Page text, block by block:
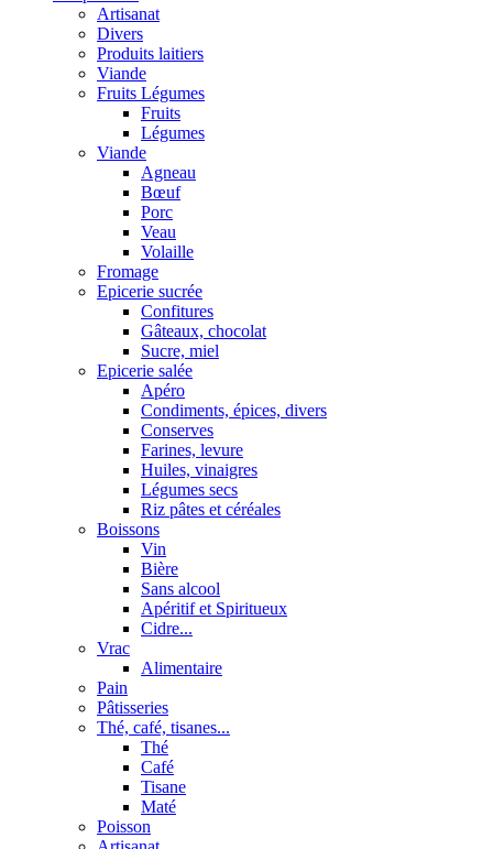
Artisanat
Divers
Produits laitiers
Viande
Fruits Légumes
Fruits
Légumes
Viande
Agneau
Bœuf
Porc
Veau
Volaille
Fromage
Epicerie sucrée
Confitures
Gâteaux, chocolat
Sucre, miel
Epicerie salée
Apéro
Condiments, épices, divers
Conserves
Farines, levure
Huiles, vinaigres
Légumes secs
Riz pâtes et céréales
Boissons
Vin
Bière
Sans alcool
Apéritif et Spiritueux
Cidre...
Vrac
Alimentaire
Pain
Pâtisseries
Thé, café, tisanes...
Thé
Café
Tisane
Maté
Poisson